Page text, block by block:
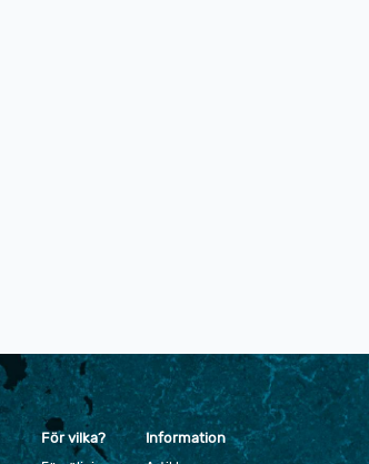
För vilka?
Information